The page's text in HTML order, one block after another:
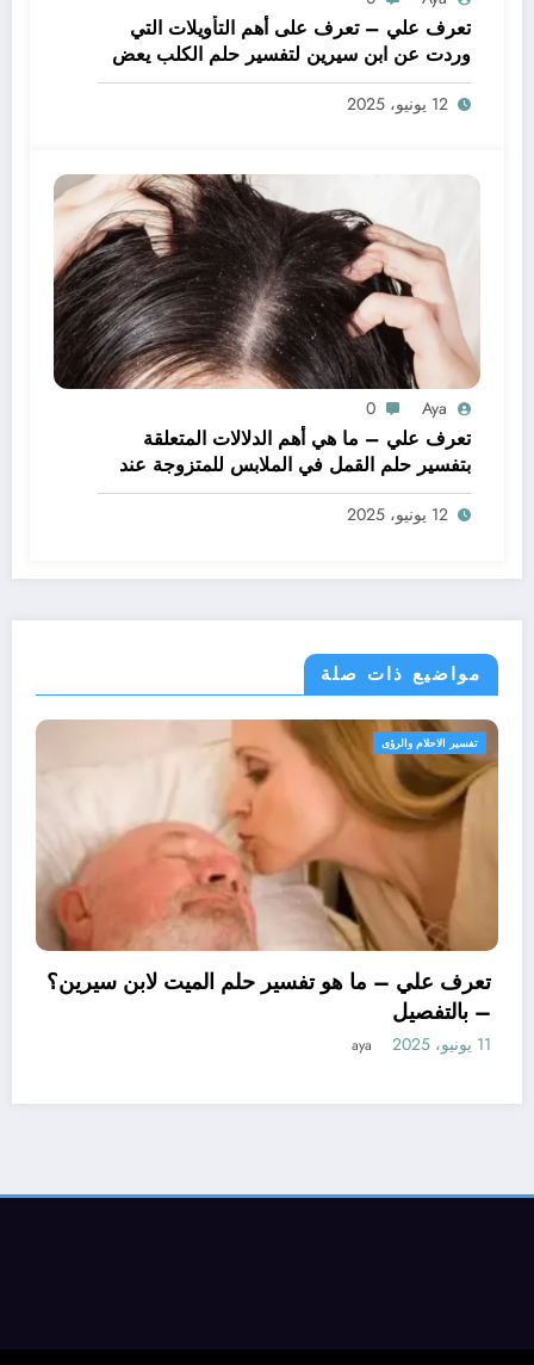
تعرف علي – تعرف على أهم التأويلات التي
وردت عن ابن سيرين لتفسير حلم الكلب يعض
يدي – بالتفصيل
12 يونيو، 2025
Aya
0
تعرف علي – ما هي أهم الدلالات المتعلقة
بتفسير حلم القمل في الملابس للمتزوجة عند
ابن سيرين؟ – بالتفصيل
12 يونيو، 2025
مواضيع ذات صلة
تعرف علي –
هو تأويل ابن سيرين لتفسير حلم